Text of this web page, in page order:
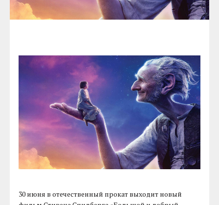
30 июня в отечественный прокат выходит новый